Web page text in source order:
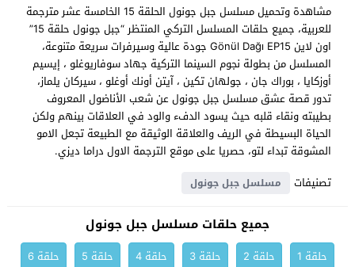
مشاهدة وتحميل مسلسل جبل جونول الحلقة 15 الخامسة عشر مترجمة
للعربية، جميع حلقات المسلسل التركي المنتظر “جبل جونول حلقة 15”
اون لاين Gönül Dağı EP15 جودة عالية وسيرفرات سريعة متنوعة،
المسلسل من بطولة نجوم السينما التركية جهاد سوفاريوغلو ، إيسيم
أوزكايا ، بوراك جان ، جولهان تكين ، آيتن أونك أوغلو ، سيركان يلماز،
تدور قصة عشق مسلسل جبل جونول عن شعب الأناضول المعروف
بطيبته ونقاء قلبه حيث يسود الدفء والود في العلاقات بينهم ولكن
الحياة البسيطة في الريف والعلاقة الوثيقة مع الطبيعة تجعل الامو
المشوقة تبداء لتو، حصريا على موقع الترجمة الاول دراما ديزي.
تصنيفات
مسلسل جبل جونول
جميع حلقات مسلسل جبل جونول
حلقة 1 حلقة 2 حلقة 3 حلقة 4 حلقة 5
حلقة 6